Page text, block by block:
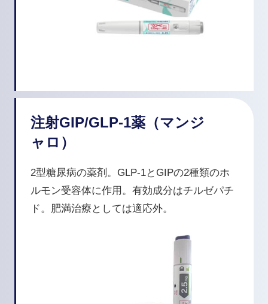
注射GIP/GLP-1薬（マンジ
ャロ）
2型糖尿病の薬剤。GLP-1とGIPの2種類のホ
ルモン受容体に作用。有効成分はチルゼパチ
ド。肥満治療としては適応外。